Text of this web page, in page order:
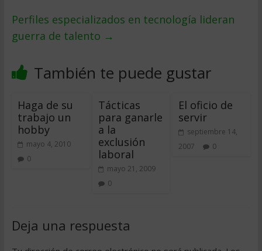
Perfiles especializados en tecnología lideran
guerra de talento →
También te puede gustar
Haga de su
trabajo un
hobby
mayo 4, 2010
0
Tácticas
para ganarle
a la
exclusión
laboral
mayo 21, 2009
0
El oficio de
servir
septiembre 14,
2007
0
Deja una respuesta